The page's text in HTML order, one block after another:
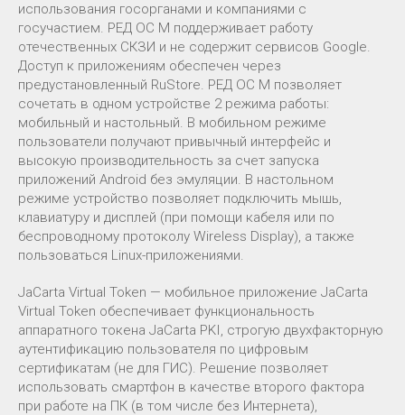
использования госорганами и компаниями с
госучастием. РЕД ОС М поддерживает работу
отечественных СКЗИ и не содержит сервисов Google.
Доступ к приложениям обеспечен через
предустановленный RuStore. РЕД ОС М позволяет
сочетать в одном устройстве 2 режима работы:
мобильный и настольный. В мобильном режиме
пользователи получают привычный интерфейс и
высокую производительность за счет запуска
приложений Android без эмуляции. В настольном
режиме устройство позволяет подключить мышь,
клавиатуру и дисплей (при помощи кабеля или по
беспроводному протоколу Wireless Display), а также
пользоваться Linux-приложениями.
JaCarta Virtual Token — мобильное приложение JaCarta
Virtual Token обеспечивает функциональность
аппаратного токена JaCarta PKI, строгую двухфакторную
аутентификацию пользователя по цифровым
сертификатам (не для ГИС). Решение позволяет
использовать смартфон в качестве второго фактора
при работе на ПК (в том числе без Интернета),